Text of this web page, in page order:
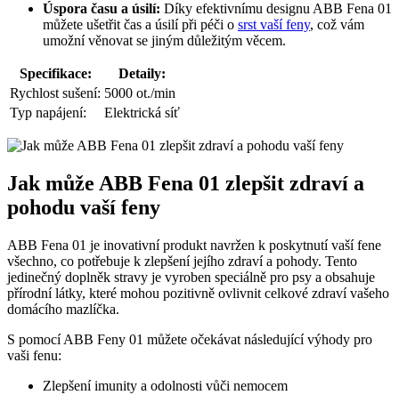
Úspora času a úsilí: Díky efektivnímu designu ABB Fena 01
můžete ušetřit čas a úsilí při péči o srst vaší feny, což vám
umožní věnovat se jiným důležitým věcem.
Specifikace:
Detaily:
Rychlost sušení: 5000 ot./min
Typ napájení:
Elektrická síť
Jak může ABB Fena 01 zlepšit zdraví a
pohodu vaší feny
ABB Fena 01 je inovativní produkt navržen k poskytnutí vaší fene
všechno, co potřebuje k zlepšení jejího zdraví a pohody. Tento
jedinečný doplněk stravy je vyroben speciálně pro psy a obsahuje
přírodní látky, které mohou pozitivně ovlivnit celkové zdraví vašeho
domácího mazlíčka.
S pomocí ABB Feny 01 můžete očekávat následující výhody pro
vaši fenu:
Zlepšení imunity a odolnosti vůči nemocem